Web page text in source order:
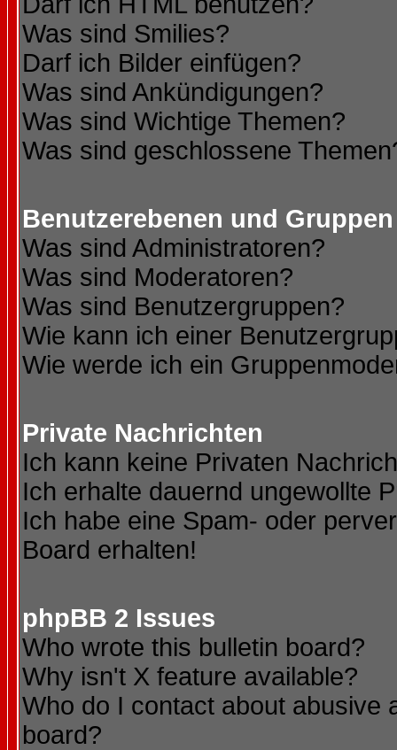
Was sind Smilies?
Darf ich Bilder einfügen?
Was sind Ankündigungen?
Was sind Wichtige Themen?
Was sind geschlossene
Benutzerebenen und Gruppen
Was sind Administratoren?
Was sind Moderatoren?
Was sind Benutzergruppen?
Wie kann ich einer
Wie werde ich ein
Private Nachrichten
Ich kann keine Privaten
Ich erhalte dauernd ungewollte
Ich habe eine Spam- oder
Board erhalten!
phpBB 2 Issues
Who wrote this bulletin board?
Why isn't X feature available?
Who do I contact about abusive
board?